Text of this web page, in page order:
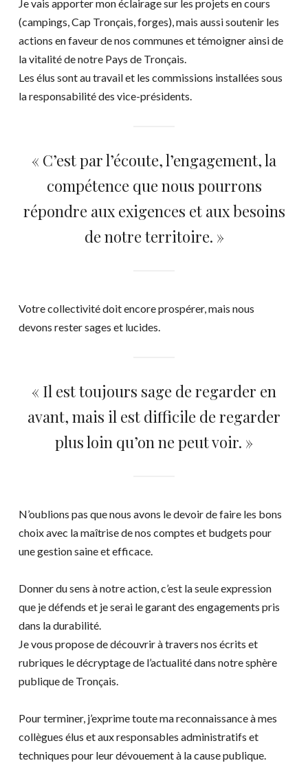
Je vais apporter mon éclairage sur les projets en cours
(campings, Cap Tronçais, forges), mais aussi soutenir les
actions en faveur de nos communes et témoigner ainsi de
la vitalité de notre Pays de Tronçais.
Les élus sont au travail et les commissions installées sous
la responsabilité des vice-présidents.
« C’est par l’écoute, l’engagement, la
compétence que nous pourrons
répondre aux exigences et aux besoins
de notre territoire. »
Votre collectivité doit encore prospérer, mais nous
devons rester sages et lucides.
« Il est toujours sage de regarder en
avant, mais il est difficile de regarder
plus loin qu’on ne peut voir. »
N’oublions pas que nous avons le devoir de faire les bons
choix avec la maîtrise de nos comptes et budgets pour
une gestion saine et efficace.
Donner du sens à notre action, c’est la seule expression
que je défends et je serai le garant des engagements pris
dans la durabilité.
Je vous propose de découvrir à travers nos écrits et
rubriques le décryptage de l’actualité dans notre sphère
publique de Tronçais.
Pour terminer, j’exprime toute ma reconnaissance à mes
collègues élus et aux responsables administratifs et
techniques pour leur dévouement à la cause publique.